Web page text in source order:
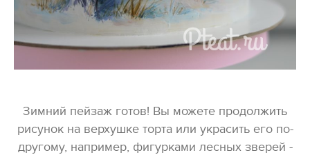
Зимний пейзаж готов! Вы можете продолжить
рисунок на верхушке торта или украсить его по-
другому, например, фигурками лесных зверей -